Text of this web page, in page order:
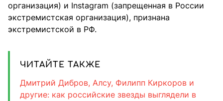
организация) и Instagram (запрещенная в России
экстремистская организация), признана
экстремистской в РФ.
ЧИТАЙТЕ ТАКЖЕ
Дмитрий Дибров, Алсу, Филипп Киркоров и
другие: как российские звезды выглядели в